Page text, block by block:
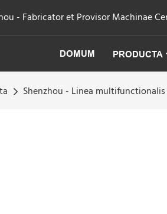
- Fabricator et Provisor Machinae
DOMUM PRODUCTA
Shenzhou - Linea